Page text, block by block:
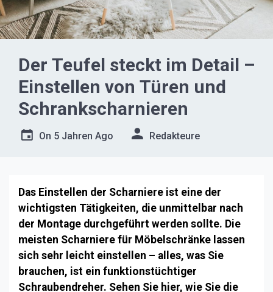
Der Teufel steckt im Detail –
Einstellen von Türen und
Schrankscharnieren
On 5 Jahren Ago Redakteure
Das Einstellen der Scharniere ist eine der
wichtigsten Tätigkeiten, die unmittelbar nach
der Montage durchgeführt werden sollte. Die
meisten Scharniere für Möbelschränke lassen
sich sehr leicht einstellen – alles, was Sie
brauchen, ist ein funktionstüchtiger
Schraubendreher. Sehen Sie hier, wie Sie die